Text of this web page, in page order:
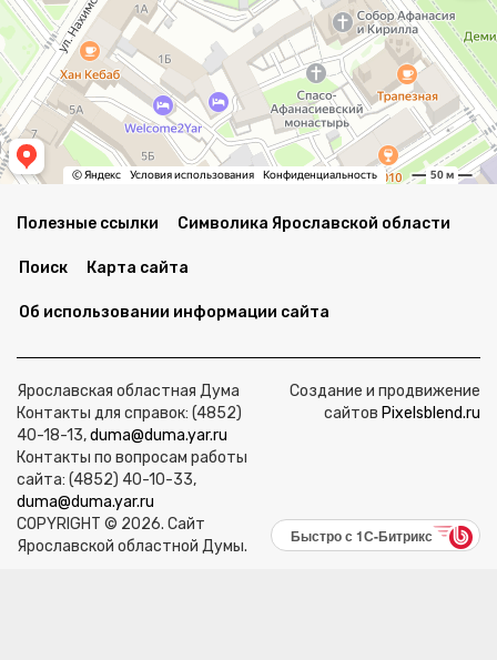
Полезные ссылки Символика Ярославской области
Поиск Карта сайта
Об использовании информации сайта
Ярославская областная Дума
Контакты для справок: (4852)
40-18-13,duma@duma.yar.ru
Контакты по вопросам работы
сайта: (4852) 40-10-33,
duma@duma.yar.ru
COPYRIGHT © 2026. Сайт
Ярославской областной Думы.
Создание и продвижение
сайтов Pixelsblend.ru
Быстро с 1С-Битрикс